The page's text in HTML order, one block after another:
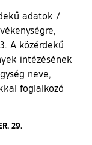
adatok /
A közérdekű
intézésének
neve,
foglalkozó
29.